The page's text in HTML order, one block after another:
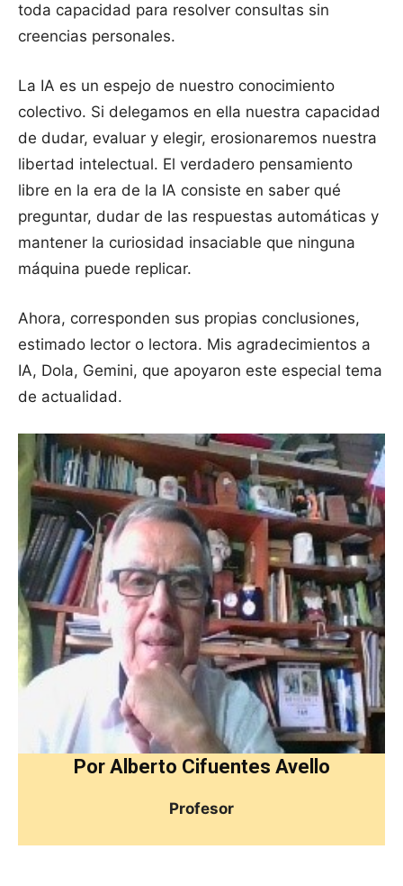
toda capacidad para resolver consultas sin
creencias personales.
La IA es un espejo de nuestro conocimiento
colectivo. Si delegamos en ella nuestra capacidad
de dudar, evaluar y elegir, erosionaremos nuestra
libertad intelectual. El verdadero pensamiento
libre en la era de la IA consiste en saber qué
preguntar, dudar de las respuestas automáticas y
mantener la curiosidad insaciable que ninguna
máquina puede replicar.
Ahora, corresponden sus propias conclusiones,
estimado lector o lectora. Mis agradecimientos a
IA, Dola, Gemini, que apoyaron este especial tema
de actualidad.
Por Alberto Cifuentes Avello
Profesor